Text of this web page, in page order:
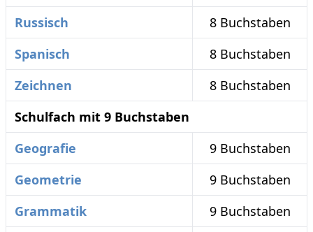
Russisch
8 Buchstaben
Spanisch
8 Buchstaben
Zeichnen
8 Buchstaben
Schulfach mit 9 Buchstaben
Geografie
9 Buchstaben
Geometrie
9 Buchstaben
Grammatik
9 Buchstaben